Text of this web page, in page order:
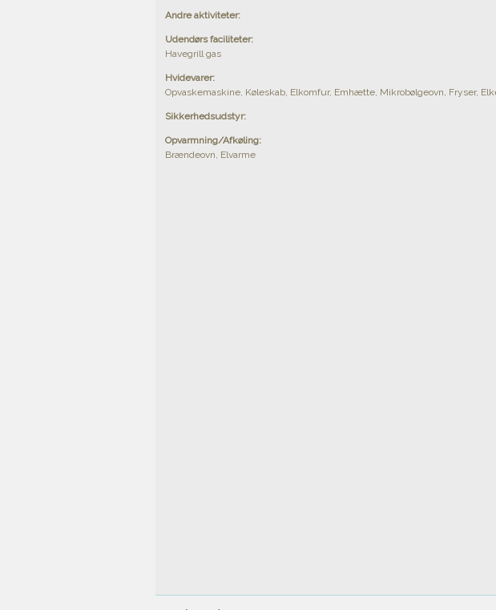
Andre aktiviteter:
Udendørs faciliteter:
Havegrill gas
Hvidevarer:
Opvaskemaskine, Køleskab, Elkomfur, Emhætte, Mikrobølgeovn, Fryser,
Sikkerhedsudstyr:
Opvarmning/Afkøling:
Brændeovn, Elvarme